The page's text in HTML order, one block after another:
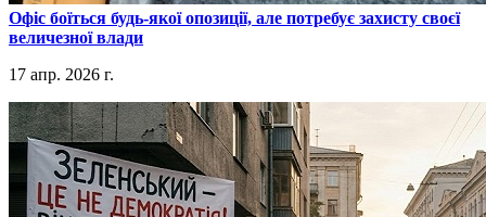
​Офіс боїться будь-якої опозиції, але потребує захисту своєї
величезної влади
17 апр. 2026 г.